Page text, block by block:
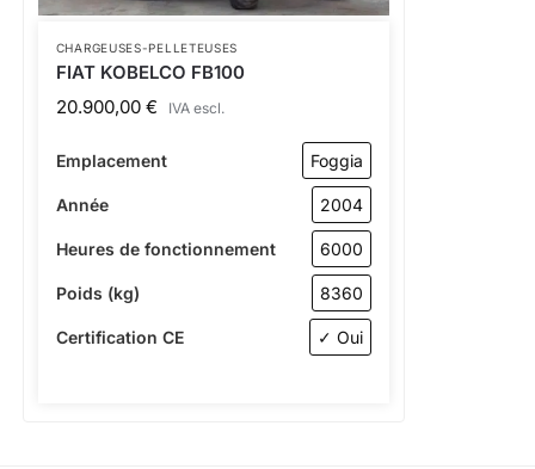
CHARGEUSES-PELLETEUSES
FIAT KOBELCO FB100
20.900,00 € IVA escl.
Emplacement Foggia
Année 2004
Heures de fonctionnement 6000
Poids (kg) 8360
Certification CE ✓ Oui